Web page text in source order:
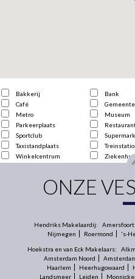
Bakkerij Bank
Café
Metro
Museum
Parkeerplaats
Sportclub
Taxistandplaats
Winkelcentrum
ONZE
Hendriks Makelaardij: Amersfoort
Nijmegen
Roermond 's-
Hoekstra en van Eck Makelaars:
Amsterdam Noord
Haarlem
Heerhugowaard
Landsmeer
Leiden